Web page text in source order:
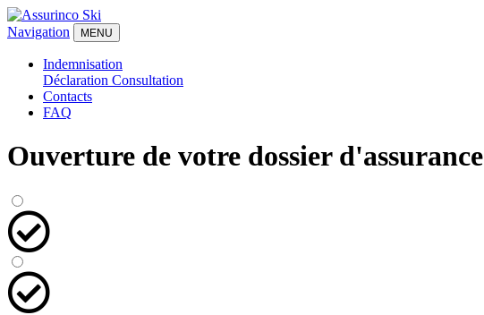
Navigation MENU
Indemnisation
Déclaration Consultation
Contacts
FAQ
Ouverture de votre dossier d'assurance